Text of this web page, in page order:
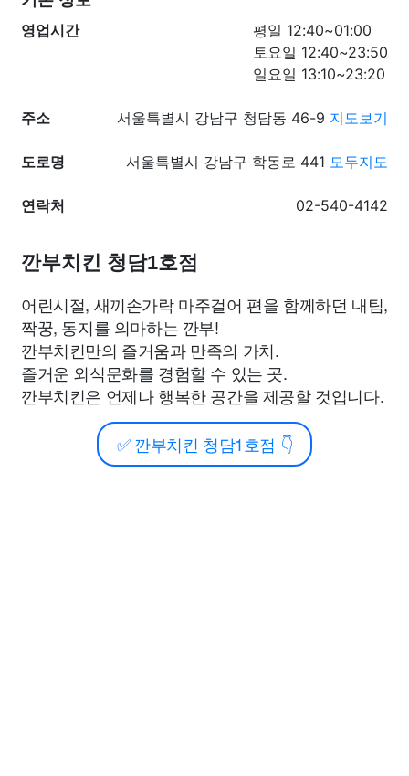
영업시간
평일 12:40~01:00
토요일 12:40~23:50
일요일 13:10~23:20
주소 서울특별시 강남구 청담동 46-9 지도보기
도로명 서울특별시 강남구 학동로 441 모두지도
연락처 02-540-4142
깐부치킨 청담1호점
어린시절, 새끼손가락 마주걸어 편을 함께하던 내팀,
짝꿍, 동지를 의마하는 깐부!
깐부치킨만의 즐거움과 만족의 가치.
즐거운 외식문화를 경험할 수 있는 곳.
깐부치킨은 언제나 행복한 공간을 제공할 것입니다.
✅깐부치킨 청담1호점 👇